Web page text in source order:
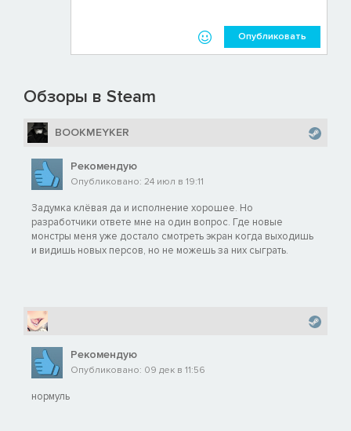
Опубликовать
Обзоры в Steam
BOOKMEYKER
Рекомендую
Опубликовано: 24 июл в 19:11
Задумка клёвая да и исполнение хорошее. Но
разработчики ответе мне на один вопрос. Где новые
монстры меня уже достало смотреть экран когда выходишь
и видишь новых персов, но не можешь за них сыграть.
Рекомендую
Опубликовано: 09 дек в 11:56
нормуль